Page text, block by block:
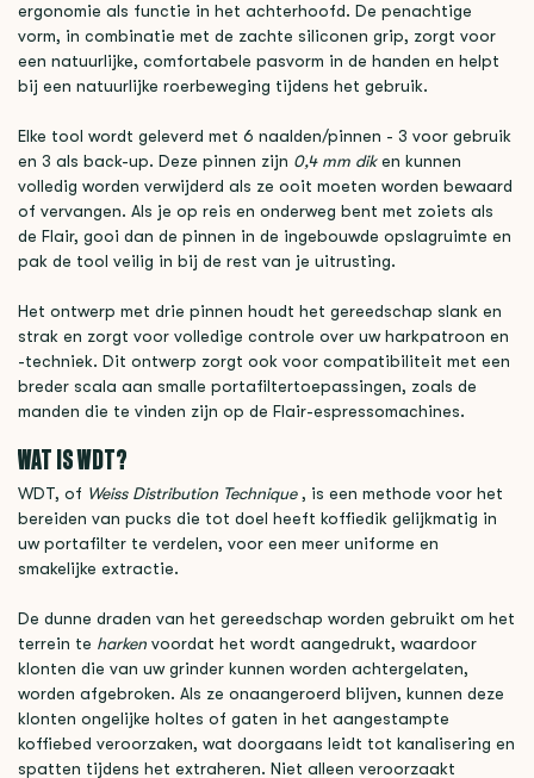
ergonomie als functie in het achterhoofd. De penachtige
vorm, in combinatie met de zachte siliconen grip, zorgt voor
een natuurlijke, comfortabele pasvorm in de handen en helpt
bij een natuurlijke roerbeweging tijdens het gebruik.
Elke tool wordt geleverd met 6 naalden/pinnen - 3 voor gebruik
en 3 als back-up. Deze pinnen zijn 0,4 mm diken kunnen
volledig worden verwijderd als ze ooit moeten worden bewaard
of vervangen. Als je op reis en onderweg bent met zoiets als
de Flair, gooi dan de pinnen in de ingebouwde opslagruimte en
pak de tool veilig in bij de rest van je uitrusting.
Het ontwerp met drie pinnen houdt het gereedschap slank en
strak en zorgt voor volledige controle over uw harkpatroon en
-techniek. Dit ontwerp zorgt ook voor compatibiliteit met een
breder scala aan smalle portafiltertoepassingen, zoals de
manden die te vinden zijn op de Flair-espressomachines.
WAT IS WDT?
WDT, of Weiss Distribution Technique, is een methode voor het
bereiden van pucks die tot doel heeft koffiedik gelijkmatig in
uw portafilter te verdelen, voor een meer uniforme en
smakelijke extractie.
De dunne draden van het gereedschap worden gebruikt om het
terrein te harken voordat het wordt aangedrukt, waardoor
klonten die van uw grinder kunnen worden achtergelaten,
worden afgebroken. Als ze onaangeroerd blijven, kunnen deze
klonten ongelijke holtes of gaten in het aangestampte
koffiebed veroorzaken, wat doorgaans leidt tot kanalisering en
spatten tijdens het extraheren. Niet alleen veroorzaakt